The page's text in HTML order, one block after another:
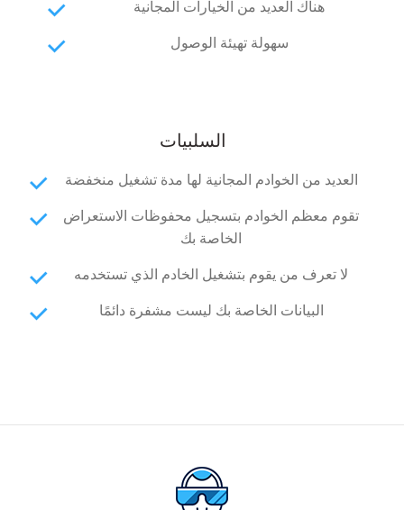
هناك العديد من الخيارات المجانية
سهولة تهيئة الوصول
السلبيات
العديد من الخوادم المجانية لها مدة تشغيل منخفضة
تقوم معظم الخوادم بتسجيل محفوظات الاستعراض
الخاصة بك
لا تعرف من يقوم بتشغيل الخادم الذي تستخدمه
البيانات الخاصة بك ليست مشفرة دائمًا